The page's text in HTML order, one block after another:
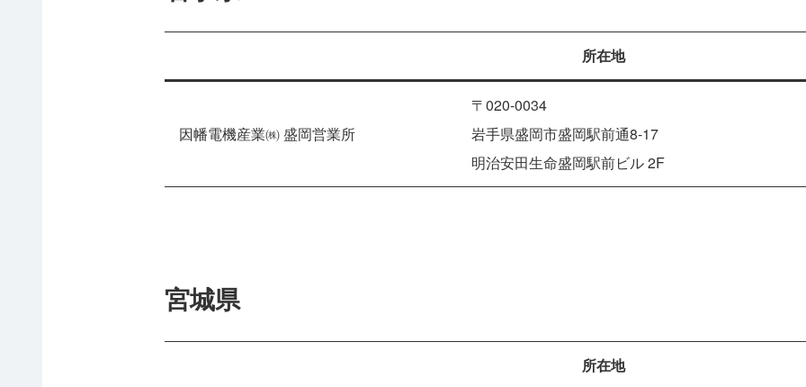
所在地
因幡電機産業㈱ 盛岡営業所
〒020-0034
岩手県盛岡市盛岡駅前通8-17
明治安田生命盛岡駅前ビル 2F
宮城県
所在地